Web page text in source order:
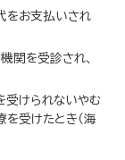
をお支払いされ
関を受診され、
受けられないやむ
受けたとき（海